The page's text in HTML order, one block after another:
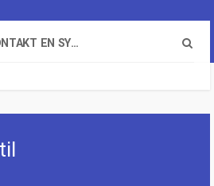
KONTAKT EN SYSTEMADMINISTRATOR